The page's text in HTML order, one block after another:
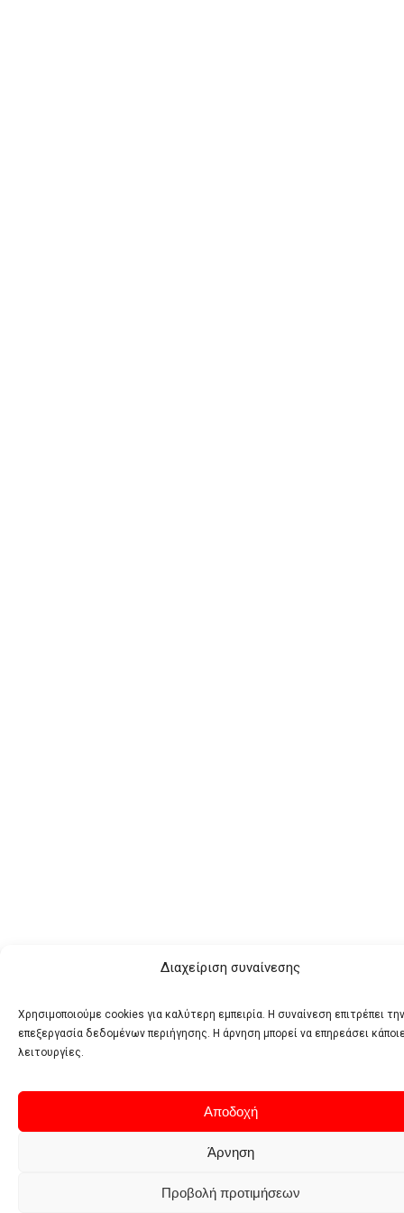
Διαχείριση συναίνεσης
Χρησιμοποιούμε cookies για καλύτερη εμπειρία. Η συναίνεση επιτρέπει την
επεξεργασία δεδομένων περιήγησης. Η άρνηση μπορεί να επηρεάσει
λειτουργίες.
Αποδοχή
Άρνηση
Προβολή προτιμήσεων